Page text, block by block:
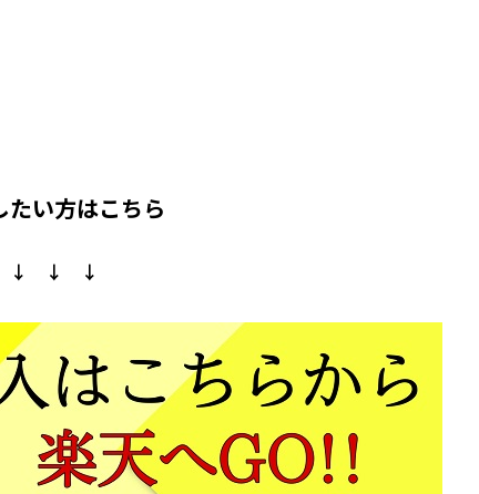
たい方はこちら
↓ ↓ ↓